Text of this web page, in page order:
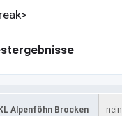
Alpenföhn Brocken nein